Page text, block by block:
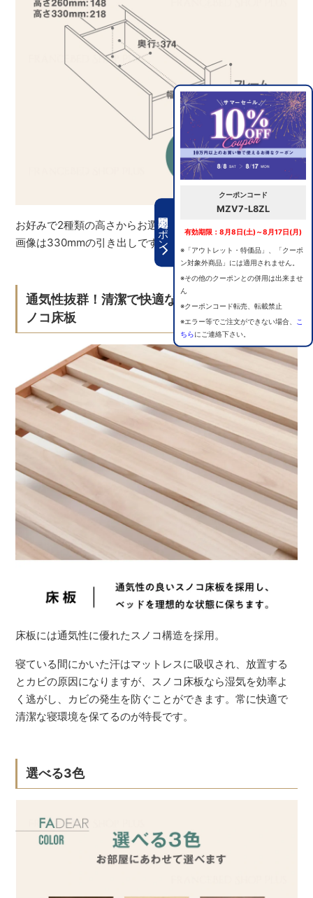
期間限定クーポン
クーポンコード
MZV7-L8ZL
有効期限：8月8日(土)～8月17日(月)
※「アウトレット・特価品」、「クーポ
ン対象外商品」には適用されません。
※その他のクーポンとの併用は出来ませ
ん
※クーポンコード転売、転載禁止
※エラー等でご注文ができない場合、
こ
ちらにご連絡下さい。
お好みで2種類の高さからお選びいただけます。※イメージ
画像は330mmの引き出しです。
通気性抜群！清潔で快適な睡眠環境を保つス
ノコ床板
床板には通気性に優れたスノコ構造を採用。
寝ている間にかいた汗はマットレスに吸収され、放置する
とカビの原因になりますが、スノコ床板なら湿気を効率よ
く逃がし、カビの発生を防ぐことができます。常に快適で
清潔な寝環境を保てるのが特長です。
選べる3色